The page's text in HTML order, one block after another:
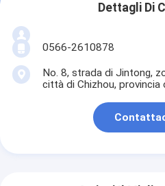
Dettagli Di
0566-2610878
No. 8, strada di Jintong,
città di Chizhou, provincia